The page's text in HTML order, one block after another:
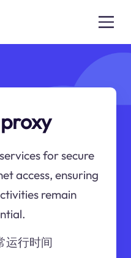
for secure
access, ensuring
remain
运行时间